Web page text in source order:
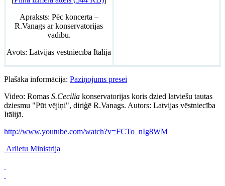
Apraksts: Pēc koncerta –
R.Vanags ar konservatorijas
vadību.
Avots: Latvijas vēstniecība Itālijā
Plašāka informācija: Paziņojums presei
Video: Romas S.Cecilia konservatorijas koris dzied latviešu tautas
dziesmu "Pūt vējiņi", diriģē R.Vanags. Autors: Latvijas vēstniecība
Itālijā.
http://www.youtube.com/watch?v=FCTo_nIg8WM
Ārlietu Ministrija